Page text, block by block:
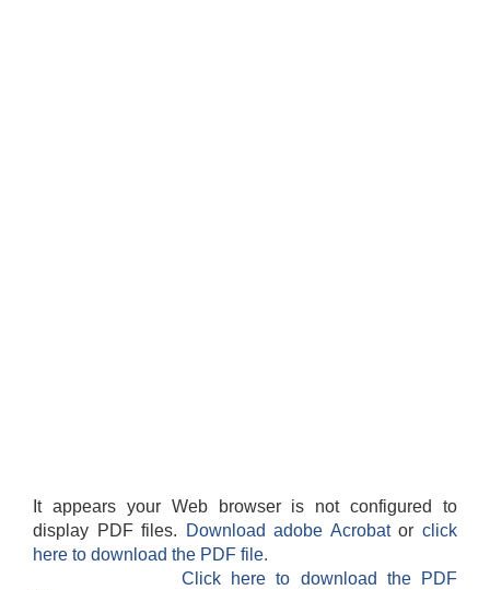
It appears your Web browser is not configured to
display PDF files.
Download adobe Acrobatorclick
here to download the PDF file.
Click here to download the PDF